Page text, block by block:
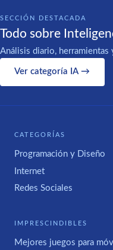
SECCIÓN DESTACADA
Todo sobre
Análisis diario,
Ver categoría IA →
CATEGORÍAS
Programación y Diseño
Internet
Redes Sociales
IMPRESCINDIBLES
Mejores juegos para